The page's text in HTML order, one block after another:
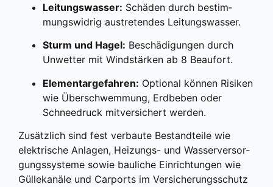
Lei­tungs­was­ser: Schä­den durch bestim­
mungs­wid­rig aus­tre­ten­des Lei­tungs­was­ser.
Sturm und Hagel: Beschä­di­gun­gen durch
Unwet­ter mit Wind­stär­ken ab 8 Beau­fort.
Ele­men­tar­ge­fah­ren: Optio­nal kön­nen Risi­ken
wie Über­schwem­mung, Erd­be­ben oder
Schnee­druck mit­ver­si­chert wer­den.
Zusätz­lich sind fest ver­bau­te Bestand­tei­le wie
elek­tri­sche Anla­gen, Hei­zungs- und Was­ser­ver­sor­
gungs­sys­te­me sowie bau­li­che Ein­rich­tun­gen wie
Gül­le­ka­nä­le und Car­ports im Ver­si­che­rungs­schutz